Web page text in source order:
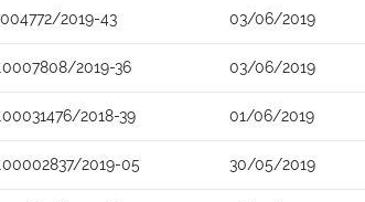
2019-43 03/06/2019
2019-36 03/06/2019
2018-39 01/06/2019
2019-05 30/05/2019